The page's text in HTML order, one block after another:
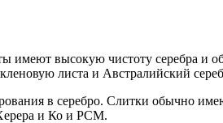
имеют высокую чистоту серебра и
листа и Австралийский
в серебро. Слитки обычно
и Ко и РСМ.